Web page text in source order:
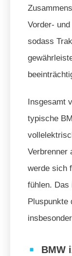
Vorder-
sodass
Insgesamt
typische
Verbrenner
werde sich
fühlen. Das
Pluspunkte
BMW